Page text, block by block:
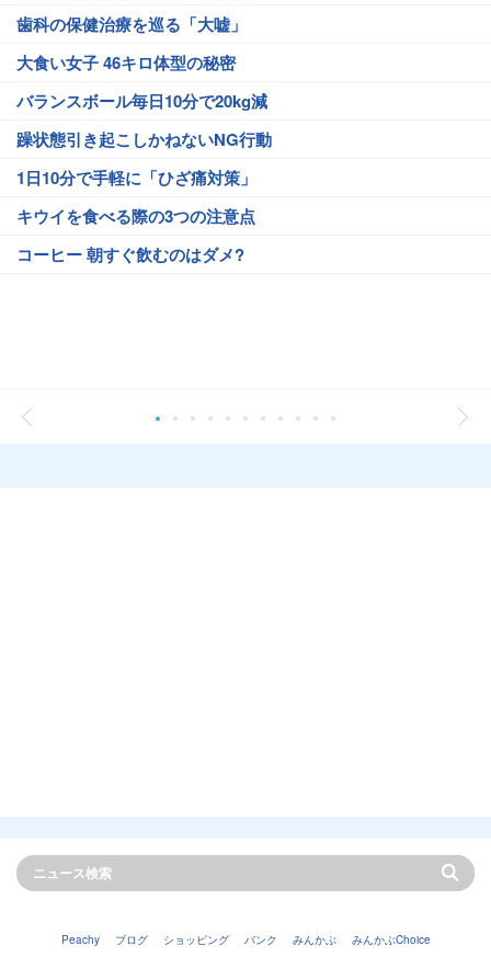
歯科の保健治療を巡る「大嘘」
大食い女子 46キロ体型の秘密
バランスボール毎日10分で20kg減
躁状態引き起こしかねないNG行動
1日10分で手軽に「ひざ痛対策」
キウイを食べる際の3つの注意点
コーヒー 朝すぐ飲むのはダメ?
Peachy ブログ ショッピング バンク みんかぶ みんかぶChoice